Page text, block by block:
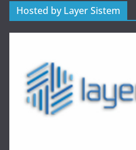
Hosted by Layer Sistem